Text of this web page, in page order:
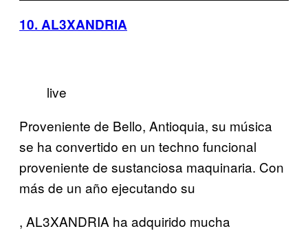
10. AL3XANDRIA
live
Proveniente de Bello, Antioquia, su música
se ha convertido en un techno funcional
proveniente de sustanciosa maquinaria. Con
más de un año ejecutando su
, AL3XANDRIA ha adquirido mucha